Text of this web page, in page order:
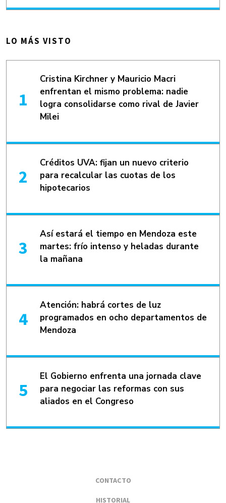
LO MÁS VISTO
Cristina Kirchner y Mauricio Macri
enfrentan el mismo problema: nadie
logra consolidarse como rival de Javier
Milei
Créditos UVA: fijan un nuevo criterio
para recalcular las cuotas de los
hipotecarios
Así estará el tiempo en Mendoza este
martes: frío intenso y heladas durante
la mañana
Atención: habrá cortes de luz
programados en ocho departamentos de
Mendoza
El Gobierno enfrenta una jornada clave
para negociar las reformas con sus
aliados en el Congreso
CONTACTO
HISTORIAL